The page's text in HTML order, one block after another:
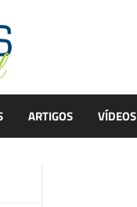
ARTIGOS VÍDEOS